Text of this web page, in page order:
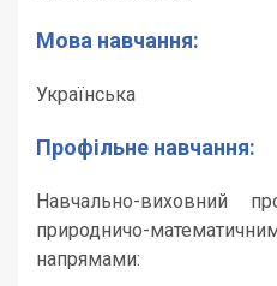
Мова навчання:
Українська
Профільне навчання:
Навчально-виховний
природничо-
напрямами: